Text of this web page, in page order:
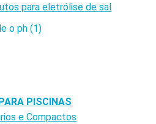
para eletrólise de sal
PISCINAS
e Compactos